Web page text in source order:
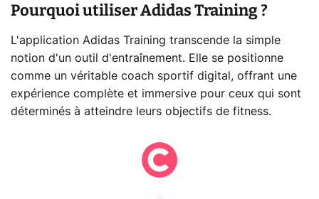
Pourquoi utiliser Adidas Training ?
L'application Adidas Training transcende la simple
notion d'un outil d'entraînement. Elle se positionne
comme un véritable coach sportif digital, offrant une
expérience complète et immersive pour ceux qui sont
déterminés à atteindre leurs objectifs de fitness.